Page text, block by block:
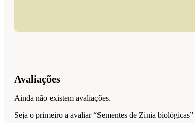
Avaliações
Ainda não existem avaliações.
Seja o primeiro a avaliar “Sementes de Zinia biológicas”